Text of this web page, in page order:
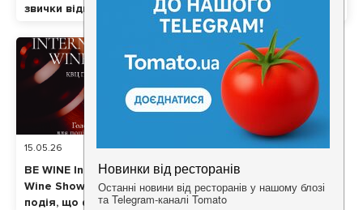
звички відвідувачів
сезон, маршрут і вік
малюка
15.05.26 3 хв 4428
BE WINE International
Wine Show 2026:
подія, що формує